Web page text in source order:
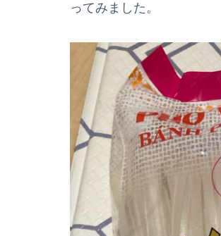
ってみました。